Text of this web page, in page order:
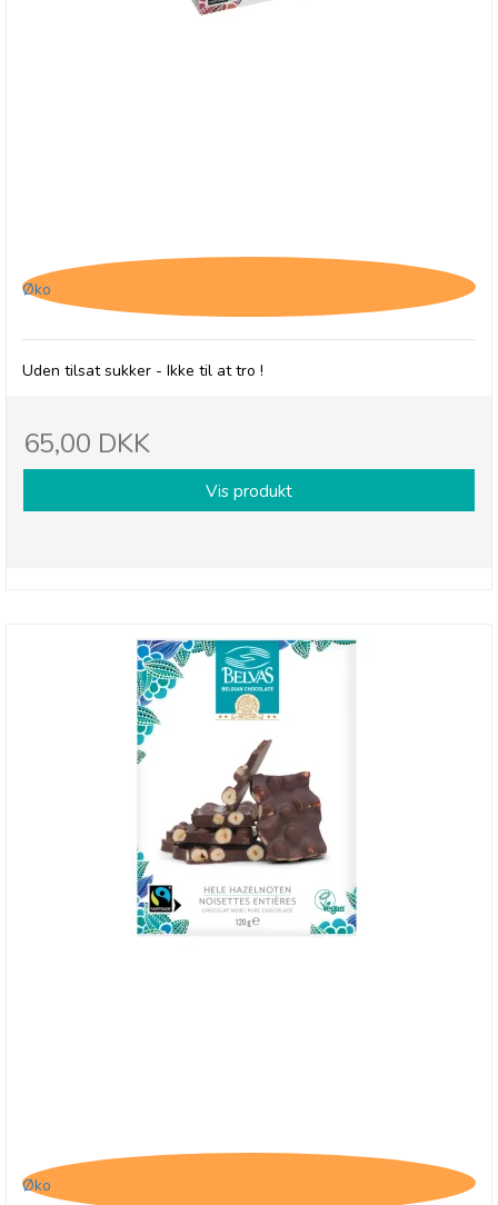
Øko
Uden tilsat sukker - Ikke til at tro !
65,00 DKK
Vis produkt
Øko